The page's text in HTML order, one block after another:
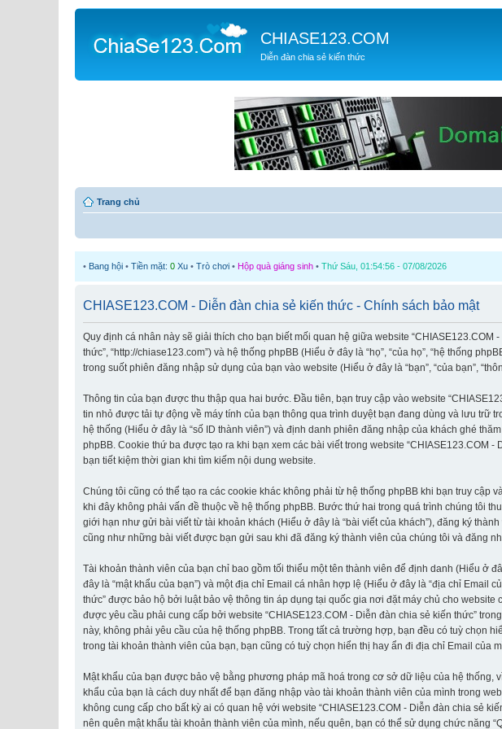
CHIASE123.COM
Diễn đàn chia sẻ kiến thức
Trang chủ
• Bang hội • Tiền mặt: 0 Xu • Trò chơi • Hộp quà giáng sinh • Thứ Sáu, 01:54:56 - 07/08/2026
CHIASE123.COM - Diễn đàn chia sẻ kiến thức - Chính sách bảo mật
Quy định cá nhân này sẽ giải thích cho bạn biết mối quan hệ giữa website “CHIASE123.COM
thức”, “http://chiase123.com”) và hệ thống phpBB (Hiểu ở đây là “họ”, “của họ”, “hệ thống
trong suốt phiên đăng nhập sử dụng của bạn vào website (Hiểu ở đây là “bạn”, “của bạn”,
Thông tin của bạn được thu thập qua hai bước. Đầu tiên, bạn truy cập vào website
tin nhỏ được tải tự động về máy tính của bạn thông qua trình duyệt bạn đang dùng và lưu trữ
hệ thống (Hiểu ở đây là “số ID thành viên”) và định danh phiên đăng nhập của khách ghé
phpBB. Cookie thứ ba được tạo ra khi bạn xem các bài viết trong website
bạn tiết kiệm thời gian khi tìm kiếm nội dung website.
Chúng tôi cũng có thể tạo ra các cookie khác không phải từ hệ thống phpBB khi bạn truy cập
khi đây không phải vấn đề thuộc về hệ thống phpBB. Bước thứ hai trong quá trình chúng tôi
giới hạn như gửi bài viết từ tài khoản khách (Hiểu ở đây là “bài viết của khách”), đăng ký
cũng như những bài viết được bạn gửi sau khi đã đăng ký thành viên của chúng tôi và đăng
Tài khoản thành viên của bạn chỉ bao gồm tối thiểu một tên thành viên để định danh (Hiểu ở
đây là “mật khẩu của bạn”) và một địa chỉ Email cá nhân hợp lệ (Hiểu ở đây là “địa chỉ Email
thức” được bảo hộ bởi luật bảo vệ thông tin áp dụng tại quốc gia nơi đặt máy chủ cho
được yêu cầu phải cung cấp bởi website “CHIASE123.COM - Diễn đàn chia sẻ kiến thức”
này, không phải yêu cầu của hệ thống phpBB. Trong tất cả trường hợp, bạn đều có tuỳ chọn
trong tài khoản thành viên của bạn, bạn cũng có tuỳ chọn hiển thị hay ẩn đi địa chỉ Email của
Mật khẩu của bạn được bảo vệ bằng phương pháp mã hoá trong cơ sở dữ liệu của hệ thống,
khẩu của bạn là cách duy nhất để bạn đăng nhập vào tài khoản thành viên của mình trong
không cung cấp cho bất kỳ ai có quan hệ với website “CHIASE123.COM - Diễn đàn chia sẻ
nên quên mật khẩu tài khoản thành viên của mình, nếu quên, bạn có thể sử dụng chức năng